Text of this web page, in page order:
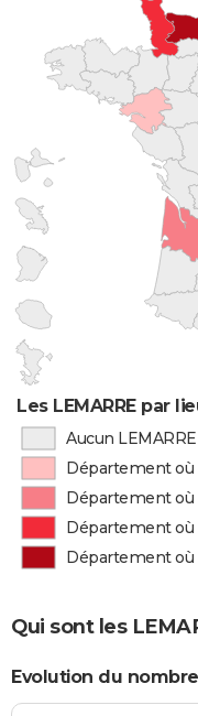
Les LEMARRE par
Aucun
Département où
Département où
Département où
Département où
Qui sont les
Evolution du